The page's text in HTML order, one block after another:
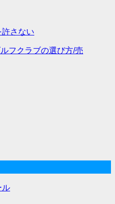
さない
ル